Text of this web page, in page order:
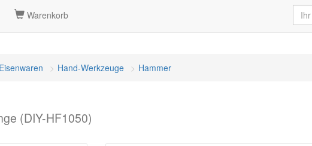
Warenkorb
Hand-Werkzeuge Hammer
(DIY-HF1050)